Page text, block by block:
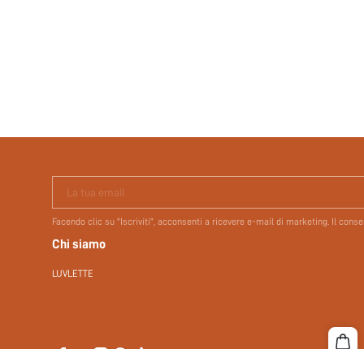
La tua email
Facendo clic su "Iscriviti", acconsenti a ricevere e-mail di marketing. Il
Chi siamo
LUVLETTE